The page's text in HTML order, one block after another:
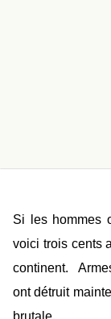
Si les hommes
voici trois cents
continent.
ont détruit
brutale.